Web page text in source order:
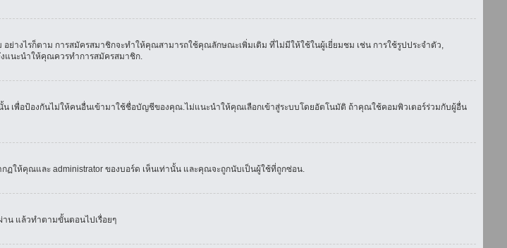
างไรก็ตาม การสมัครสมาชิกจะทำให้คุณสามารถใช้คุณลักษณะเพิ่มเติม ที่ไม่มีให้ใช้ในผู้เยี่ยมชม เช่น การใช้รูปประจำตัว,
งแนะนำให้คุณควรทำการสมัครสมาชิก.
เพื่อป้องกันไม่ให้คนอื่นเข้ามาใช้ชื่อบัญชีของคุณ.ไม่แนะนำให้คุณเลือกเข้าสู่ระบบโดยอัตโนมัติ ถ้าคุณใช้คอมพิวเตอร์ร่วมกับผู้อื่น
ห้คุณและ administrator ของบอร์ด เห็นเท่านั้น และคุณจะถูกนับเป็นผู้ใช้ที่ถูกซ่อน.
น แล้วทำตามขั้นตอนไปเรื่อยๆ